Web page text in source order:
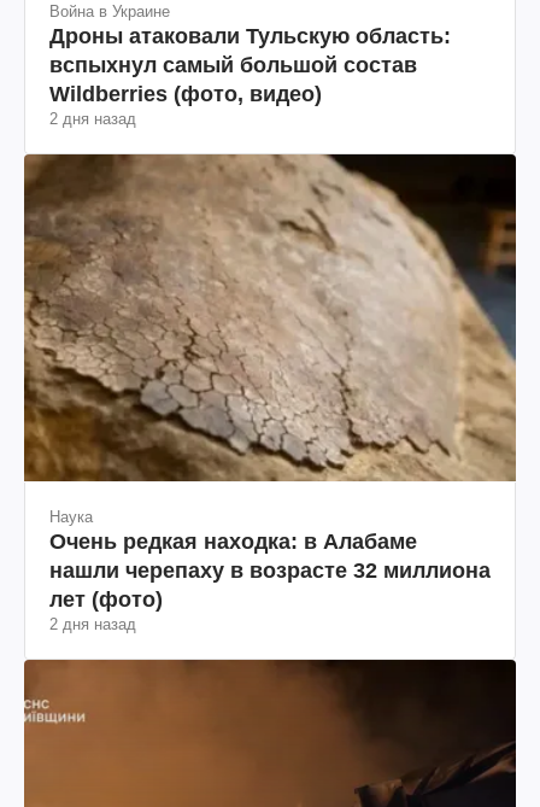
Война в Украине
Дроны атаковали Тульскую область:
вспыхнул самый большой состав
Wildberries (фото, видео)
2 дня назад
Наука
Очень редкая находка: в Алабаме
нашли черепаху в возрасте 32 миллиона
лет (фото)
2 дня назад